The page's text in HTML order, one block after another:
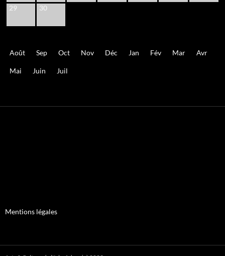
29 30
Août Sep Oct Nov Déc Jan Fév Mar Avr
Mai Juin Juil
Mentions légales